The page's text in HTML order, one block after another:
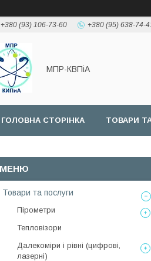
+380 (93) 106-73-60 +380 (95) 638-74-
МПР-КВПіА
ГОЛОВНА СТОРІНКА ТОВАРИ
Товари та послуги
Пірометри
Тепловізори
Далекоміри і рівні (цифрові,
лазерні)